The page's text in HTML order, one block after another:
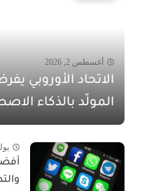
أغسطس 2, 2026
الاتحاد الأوروبي
المولّد بالذكاء
يوليو